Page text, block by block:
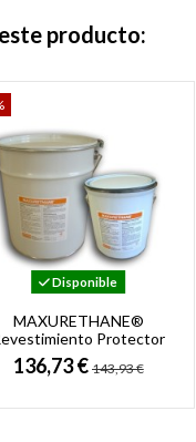
producto:
Disponible
MAXURETHANE®
Protector
contra Abrasión y Alta
Resist. Química para...
136,73 € 143,93 €